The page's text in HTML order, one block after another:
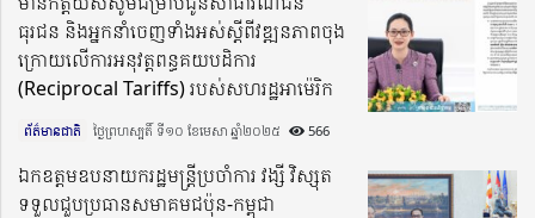
ធុរជន និងអ្នកនាំចេញទាំងអស់ស្ដីពីវឌ្ឍនភាពចុង
ក្រោយលើការអនុវត្តពន្ធគយបដិការ
(Reciprocal Tariffs) របស់សហរដ្ឋអាម៉េរិក
ព័ត៌មានជាតិ ថ្ងៃព្រហស្បតិ៍ ទី១០ ខែមេសា ឆ្នាំ២០២៥​ 566
ឯកឧត្តមឧបនាយករដ្ឋមន្ត្រីប្រចាំការ វង្សី វិស្សុត
ទទួលជួបប្រធានសមាគមជប៉ុន-កម្ពុជា